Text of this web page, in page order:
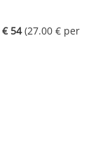
€ 54(27.00 € per